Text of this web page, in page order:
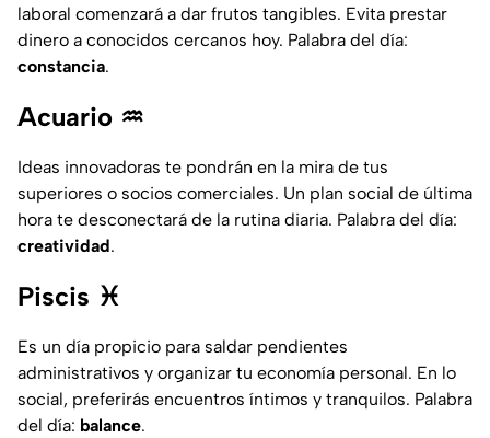
laboral comenzará a dar frutos tangibles. Evita prestar
dinero a conocidos cercanos hoy. Palabra del día:
constancia.
Acuario ♒
Ideas innovadoras te pondrán en la mira de tus
superiores o socios comerciales. Un plan social de última
hora te desconectará de la rutina diaria. Palabra del día:
creatividad.
Piscis ♓️
Es un día propicio para saldar pendientes
administrativos y organizar tu economía personal. En lo
social, preferirás encuentros íntimos y tranquilos. Palabra
del día: balance.